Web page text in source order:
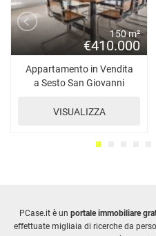
150 m²
€410.000
Appartamento in Vendita
a Sesto San Giovanni
VISUALIZZA
PCase.it è un portale immobiliare
effettuate migliaia di ricerche da